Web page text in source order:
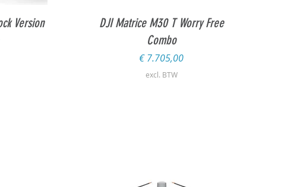
Version Snel overzicht
DJI Matrice M30 T Worry Free
Combo
Prijs
€ 7.705,00
excl. BTW